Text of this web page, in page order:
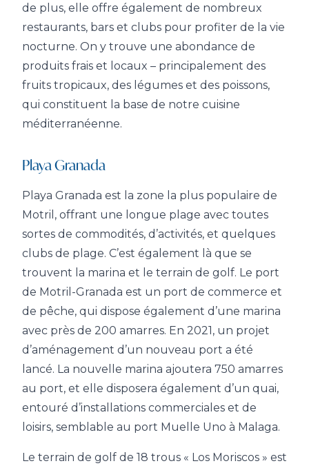
de plus, elle offre également de nombreux
restaurants, bars et clubs pour profiter de la vie
nocturne. On y trouve une abondance de
produits frais et locaux – principalement des
fruits tropicaux, des légumes et des poissons,
qui constituent la base de notre cuisine
méditerranéenne.
Playa Granada
Playa Granada est la zone la plus populaire de
Motril, offrant une longue plage avec toutes
sortes de commodités, d’activités, et quelques
clubs de plage. C’est également là que se
trouvent la marina et le terrain de golf. Le port
de Motril-Granada est un port de commerce et
de pêche, qui dispose également d’une marina
avec près de 200 amarres. En 2021, un projet
d’aménagement d’un nouveau port a été
lancé. La nouvelle marina ajoutera 750 amarres
au port, et elle disposera également d’un quai,
entouré d’installations commerciales et de
loisirs, semblable au port Muelle Uno à Malaga.
Le terrain de golf de 18 trous « Los Moriscos » est